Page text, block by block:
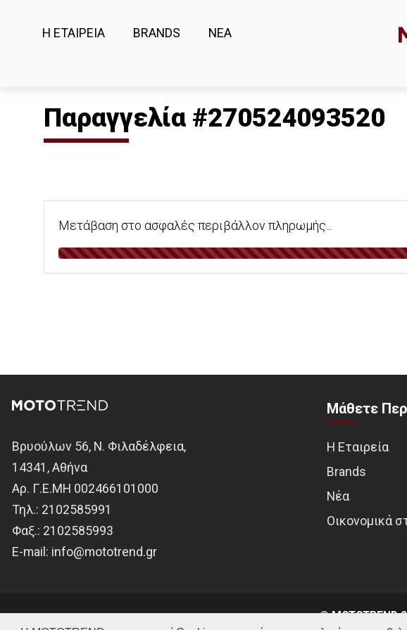
Η ΕΤΑΙΡΕΙΑ BRANDS ΝΕΑ
Παραγγελία #270524093520
Μετάβαση στο ασφαλές περιβάλλον πληρωμής...
Βρυούλων 56, Ν. Φιλαδέλφεια,
14341, Αθήνα
Αρ. Γ.Ε.ΜΗ 002466101000
Τηλ.: 2102585991
Φαξ.: 2102585993
Ε-mail: info@mototrend.gr
Μάθετε
Η Εταιρεία
Brands
Νέα
Οικονομικά
© MOTOTREND